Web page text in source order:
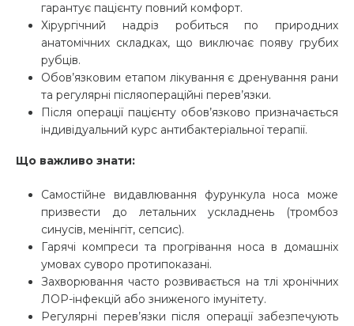
гарантує пацієнту повний комфорт.
Хірургічний надріз робиться по природних
анатомічних складках, що виключає появу грубих
рубців.
Обов’язковим етапом лікування є дренування рани
та регулярні післяопераційні перев’язки.
Після операції пацієнту обов’язково призначається
індивідуальний курс антибактеріальної терапії.
Що важливо знати:
Самостійне видавлювання фурункула носа може
призвести до летальних ускладнень (тромбоз
синусів, менінгіт, сепсис).
Гарячі компреси та прогрівання носа в домашніх
умовах суворо протипоказані.
Захворювання часто розвивається на тлі хронічних
ЛОР-інфекцій або зниженого імунітету.
Регулярні перев’язки після операції забезпечують